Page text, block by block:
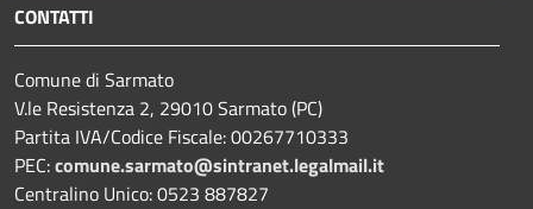
CONTATTI
Comune di Sarmato
V.le Resistenza 2, 29010 Sarmato (PC)
Partita IVA/Codice Fiscale: 00267710333
PEC:comune.sarmato@sintranet.legalmail.it
Centralino Unico: 0523 887827